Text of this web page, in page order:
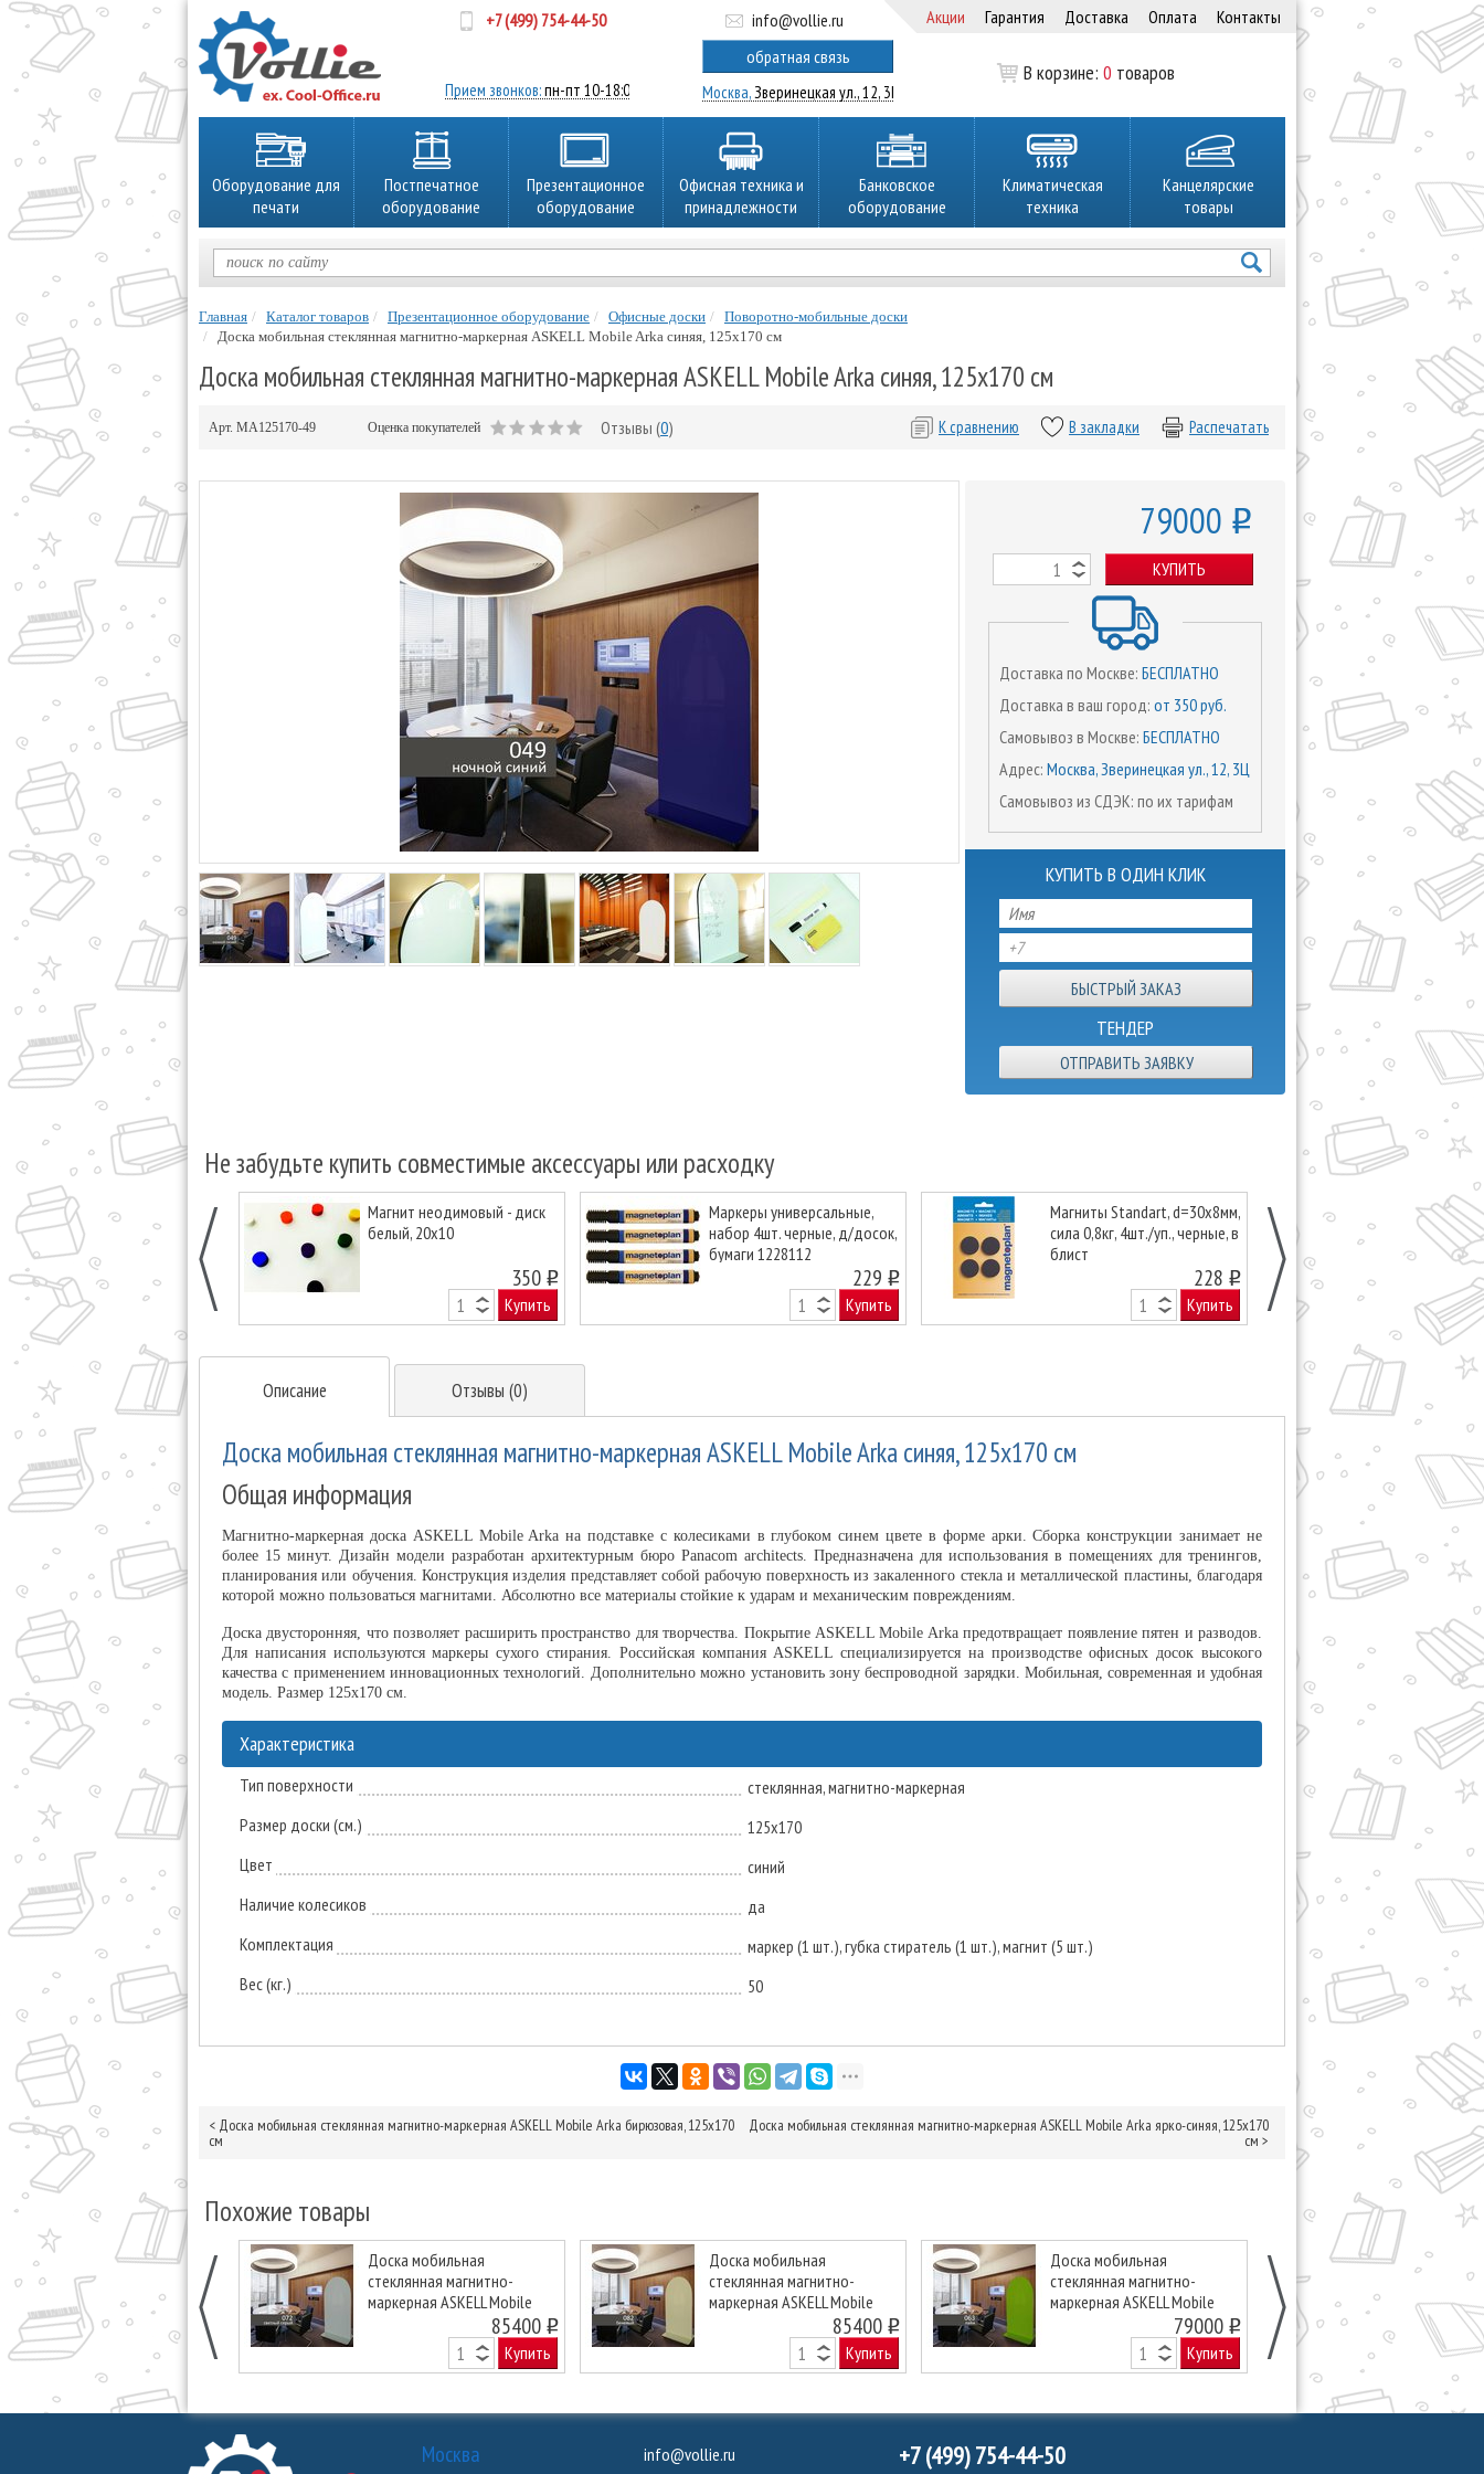
+7 (499) 754-44-50
Прием звонков:пн-пт 10-18:00
info@vollie.ru
обратная связь
Москва,Зверинецкая ул., 12, 3Ц
Акции Гарантия Доставка Оплата Контакты
В корзине:0 товаров
Оборудование для
печати
Постпечатное
оборудование
Презентационное
оборудование
Офисная техника и
принадлежности
Банковское
оборудование
Климатическая
техника
Канцелярские
товары
Главная Каталог товаров Презентационное оборудование Офисные доски
Поворотно-мобильные доски
Доска мобильная стеклянная магнитно-маркерная ASKELL Mobile Arka синяя, 125х170 см
Доска мобильная стеклянная магнитно-маркерная ASKELL Mobile Arka синяя, 125х170 см
Арт. MA125170-49 Оценка покупателей Отзывы (0) Распечатать
В закладки
К сравнению
79000 o
КУПИТЬ
Доставка по Москве: БЕСПЛАТНО
Доставка в ваш город: от 350 руб.
Самовывоз в Москве: БЕСПЛАТНО
Адрес: Москва, Зверинецкая ул., 12, 3Ц
Самовывоз из СДЭК: по их тарифам
КУПИТЬ В ОДИН КЛИК
ТЕНДЕР
ОТПРАВИТЬ ЗАЯВКУ
Не забудьте купить совместимые аксессуары или расходку
Магнит неодимовый - диск
белый, 20х10
350 o
Купить
Маркеры универсальные,
набор 4шт. черные, д/досок,
бумаги 1228112
229 o
Купить
Магниты Standart, d=30х8мм,
сила 0,8кг, 4шт./уп., черные, в
блист
228 o
Купить
Магниты
d=34х13мм,
уп. синие,
Next
Описание Отзывы (0)
Доска мобильная стеклянная магнитно-маркерная ASKELL Mobile Arka синяя, 125х170 см
Общая информация
Магнитно-маркерная доска ASKELL Mobile Arka на подставке с колесиками в глубоком синем цвете в форме арки. Сборка конструкции занимает не
более 15 минут. Дизайн модели разработан архитектурным бюро Panacom architects. Предназначена для использования в помещениях для тренингов,
планирования или обучения. Конструкция изделия представляет собой рабочую поверхность из закаленного стекла и металлической пластины, благодаря
которой можно пользоваться магнитами. Абсолютно все материалы стойкие к ударам и механическим повреждениям.
Доска двусторонняя, что позволяет расширить пространство для творчества. Покрытие ASKELL Mobile Arka предотвращает появление пятен и разводов.
Для написания используются маркеры сухого стирания. Российская компания ASKELL специализируется на производстве офисных досок высокого
качества с применением инновационных технологий. Дополнительно можно установить зону беспроводной зарядки. Мобильная, современная и удобная
модель. Размер 125х170 см.
Характеристика
Тип поверхности
стеклянная, магнитно-маркерная
Размер доски (см.)
125х170
Цвет
синий
Наличие колесиков
да
Комплектация
маркер (1 шт.), губка стиратель (1 шт.), магнит (5 шт.)
Вес (кг.)
50
< Доска мобильная стеклянная магнитно-маркерная ASKELL Mobile Arka бирюзовая, 125х170
см
Доска мобильная стеклянная магнитно-маркерная ASKELL Mobile Arka ярко-синяя, 125х170
см >
Похожие товары
Доска мобильная
стеклянная магнитно-
маркерная ASKELL Mobile
Arka светло-серая, 100х170
85400 o
Купить
Доска мобильная
стеклянная магнитно-
маркерная ASKELL Mobile
Arka бежевая, 100х170 см
85400 o
Купить
Доска мобильная
стеклянная магнитно-
маркерная ASKELL Mobile
Arka лаймовая, 125х170 см
79000 o
Купить
Доска
стеклянная
маркерная
Arka
Next
Москва info@vollie.ru +7 (499) 754-44-50